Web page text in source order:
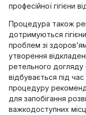
професійної гігієни
Процедура також
дотримуються
проблем зі
утворення
ретельного догляду
відбувається під
процедуру
для запобігання
важкодоступних